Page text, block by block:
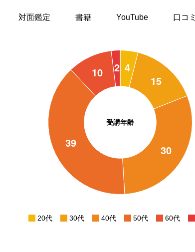
対面鑑定 書籍 YouTube 口コミ
受講年齢
20代 30代 40代 50代 60代